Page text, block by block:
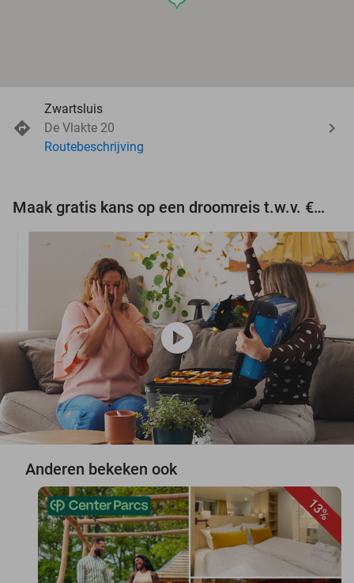
Zwartsluis
De Vlakte 20
Routebeschrijving
Maak gratis kans op een droomreis t.w.v. €3.000!
play_circle
Anderen bekeken ook
13%